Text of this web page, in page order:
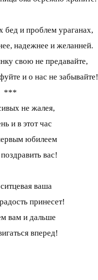
бед и проблем ураганах,
надежнее и желанней.
свою не предавайте,
и о нас не забывайте!
***
не жалея,
и в этот час
юбилеем
вас!
ваша
принесет!
вам и дальше
вперед!